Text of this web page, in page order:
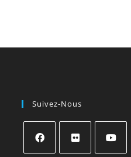
Suivez-Nous